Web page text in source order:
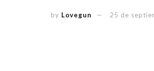
by Lovegun 25 de